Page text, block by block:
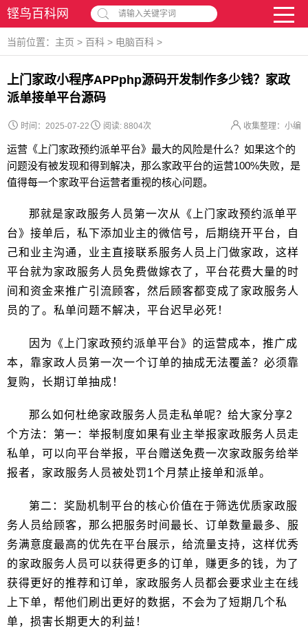
铿鸟百科网 请输入关键字词
当前位置： 主页 > 百科 > 电脑百科 >
上门家政小程序APPphp源码开发制作多少钱？家政
派单接单平台源码
时间：2025-07-22 收集整理：小编
阅读: 8804次
运营《上门家政预约派单平台》最大的风险是什么？如果这个的
问题没有被发现和得到解决，那么家政平台的运营100%失败，是
值得每一个家政平台运营者重视的核心问题。
那就是家政服务人员第一次从《上门家政预约派单平
台》接单后，私下添加业主的微信号，后期绕开平台，自
己和业主沟通，业主直接联系服务人员上门做家政，这样
平台就为家政服务人员免费做嫁衣了，平台花费大量的时
间和资金来推广引流顾客，然后顾客都变成了家政服务人
员的了。私单问题不解决，平台迟早必死！
因为《上门家政预约派单平台》的运营成本，推广成
本，靠家政人员第一次一个订单的抽成无法覆盖？必须靠
复购，长期订单抽成！
那么如何杜绝家政服务人员走私单呢？给大家分享2
个方法：第一：举报制度如果有业主举报家政服务人员走
私单，可以向平台举报，平台赠送免费一次家政服务给举
报者，家政服务人员被处罚1个月禁止接单和派单。
第二：奖励机制平台的核心价值在于筛选优质家政服
务人员给顾客，那么把服务时间最长、订单数量最多、服
务满意度最高的优先在平台展示，给流量支持，这样优秀
的家政服务人员可以获得更多的订单，赚更多的钱，为了
获得更好的推荐和订单，家政服务人员都会要求业主在线
上下单，帮他们刷出更好的数据，不会为了短期几个私
单，损害长期更大的利益！